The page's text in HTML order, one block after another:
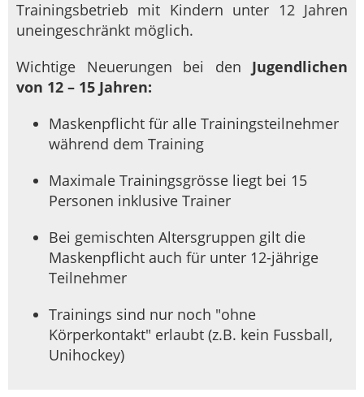
Trainingsbetrieb mit Kindern unter 12 Jahren
uneingeschränkt möglich.
Wichtige Neuerungen bei den Jugendlichen
von 12 – 15 Jahren:
Maskenpflicht für alle Trainingsteilnehmer
während dem Training
Maximale Trainingsgrösse liegt bei 15
Personen inklusive Trainer
Bei gemischten Altersgruppen gilt die
Maskenpflicht auch für unter 12-jährige
Teilnehmer
Trainings sind nur noch "ohne
Körperkontakt" erlaubt (z.B. kein Fussball,
Unihockey)